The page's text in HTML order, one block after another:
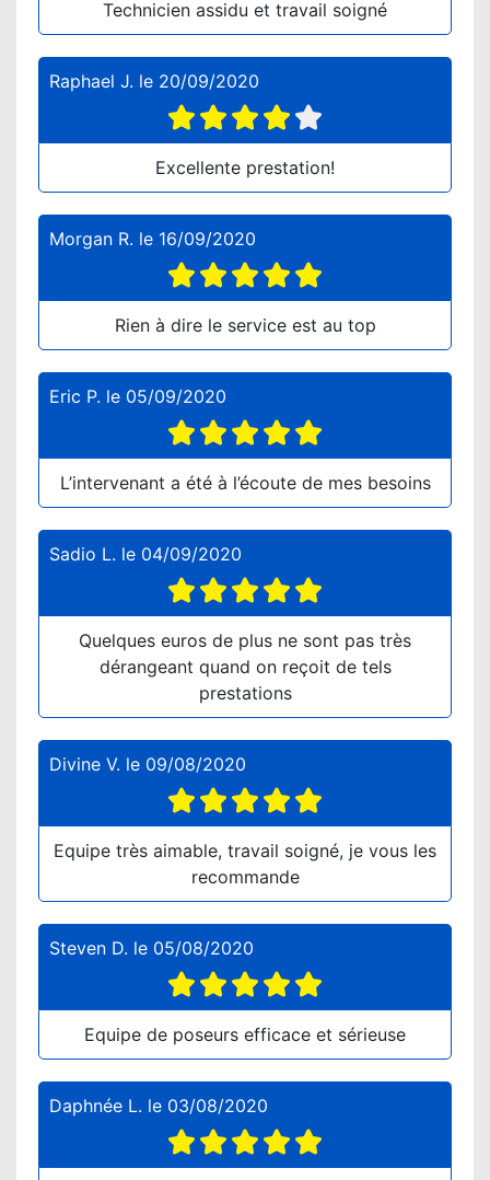
Technicien assidu et travail soigné
Raphael J. le 20/09/2020
Excellente prestation!
Morgan R. le 16/09/2020
Rien à dire le service est au top
Eric P. le 05/09/2020
L’intervenant a été à l’écoute de mes besoins
Sadio L. le 04/09/2020
Quelques euros de plus ne sont pas très
dérangeant quand on reçoit de tels
prestations
Divine V. le 09/08/2020
Equipe très aimable, travail soigné, je vous les
recommande
Steven D. le 05/08/2020
Equipe de poseurs efficace et sérieuse
Daphnée L. le 03/08/2020